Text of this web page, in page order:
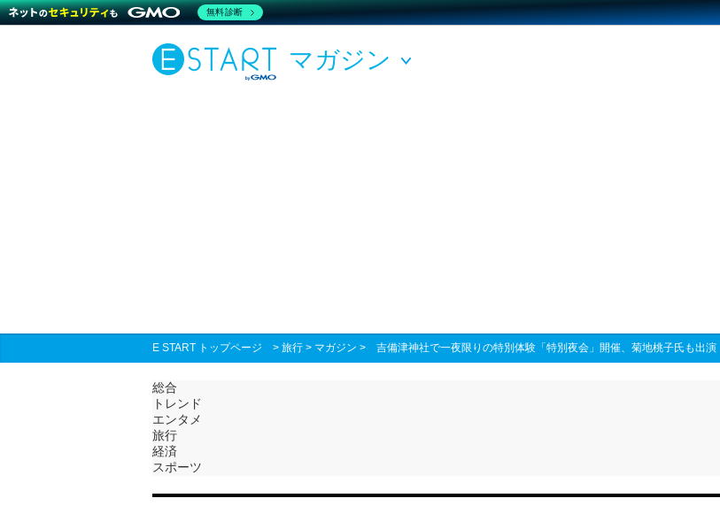
マガジン
E START トップページ > 旅行 > マガジン > 吉備津神社で一夜限りの特別体験「特別夜会」開催、菊地桃子氏も出演
総合
トレンド
エンタメ
旅行
経済
スポーツ
無料診断